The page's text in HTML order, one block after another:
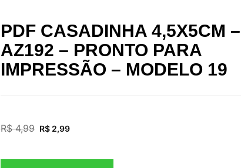
PDF CASADINHA 4,5X5CM –
AZ192 – PRONTO PARA
IMPRESSÃO – MODELO 19
R$4,99 R$ 2,99